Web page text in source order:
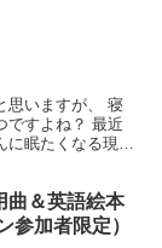
思いますが、 寝
ですよね？ 最近
に眠たくなる現象
＆英語絵本
参加者限定）